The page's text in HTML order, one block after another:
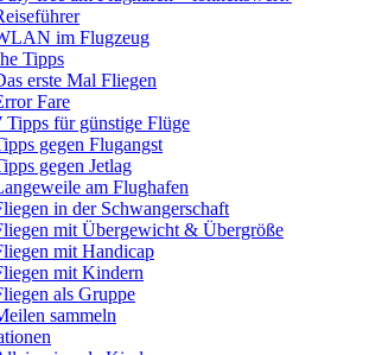
im Flugzeug
Tipps
erste Mal Fliegen
Fare
Tipps für günstige Flüge
gegen Flugangst
gegen Jetlag
am Flughafen
in der Schwangerschaft
mit Übergewicht & Übergröße
mit Handicap
mit Kindern
als Gruppe
sammeln